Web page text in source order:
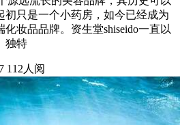
初只是一个小药房，如今已经成为
妆品品牌。资生堂shiseido一直以
独特
112人阅